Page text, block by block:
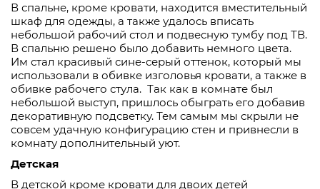
В спальне, кроме кровати, находится вместительный
шкаф для одежды, а также удалось вписать
небольшой рабочий стол и подвесную тумбу под ТВ.
В спальню решено было добавить немного цвета.
Им стал красивый сине-серый оттенок, который мы
использовали в обивке изголовья кровати, а также в
обивке рабочего стула. Так как в комнате был
небольшой выступ, пришлось обыграть его добавив
декоративную подсветку. Тем самым мы скрыли не
совсем удачную конфигурацию стен и привнесли в
комнату дополнительный уют.
Детская
В детской кроме кровати для двоих детей